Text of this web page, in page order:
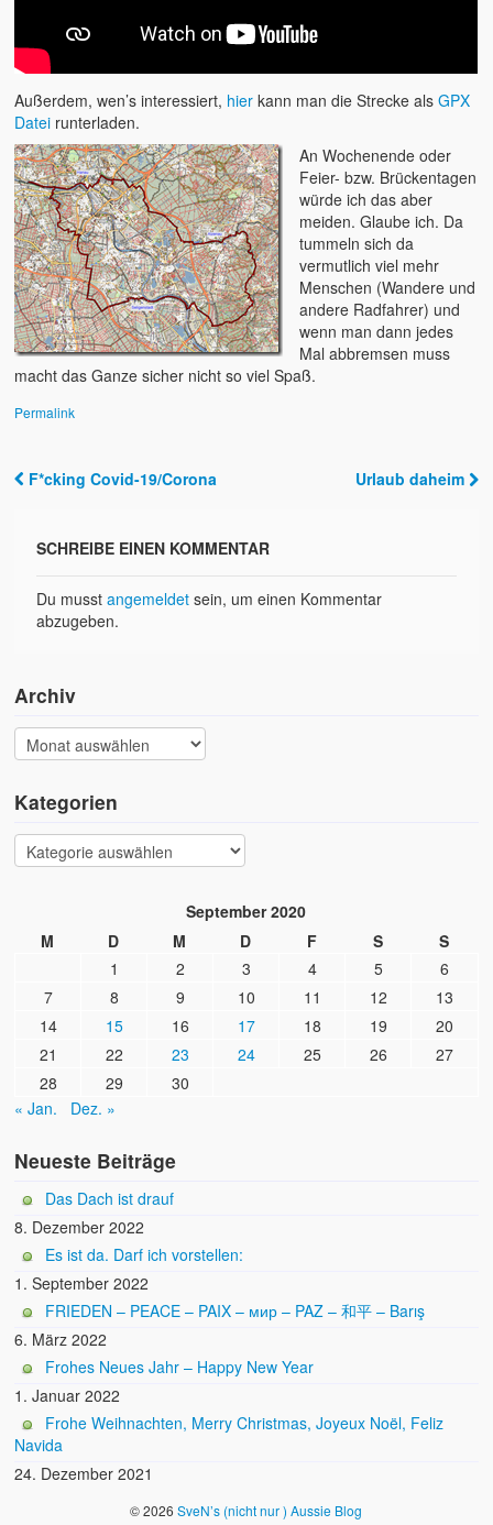
Außerdem, wen’s interessiert, hier kann man die Strecke alsGPX
Datei runterladen.
An Wochenende oder
Feier- bzw. Brückentagen
würde ich das aber
meiden. Glaube ich. Da
tummeln sich da
vermutlich viel mehr
Menschen (Wandere und
andere Radfahrer) und
wenn man dann jedes
Mal abbremsen muss
macht das Ganze sicher nicht so viel Spaß.
Permalink
Post navigation
F*cking Covid-19/Corona Urlaub daheim
SCHREIBE EINEN KOMMENTAR
Du musstangemeldet sein, um einen Kommentar
abzugeben.
Archiv
Kategorien
September 2020
M
D M D F S
S
1
2 3 4 5
6
7
8 9 10 11 12
13
14
15 16 17 18 19
20
21
22 23 24 25 26
27
28
29
30
« Jan.
Dez. »
Neueste Beiträge
Das Dach ist drauf
8. Dezember 2022
Es ist da. Darf ich vorstellen:
1. September 2022
FRIEDEN – PEACE – PAIX – мир – PAZ – 和平 – Barış
6. März 2022
Frohes Neues Jahr – Happy New Year
1. Januar 2022
Frohe Weihnachten, Merry Christmas, Joyeux Noël, Feliz
Navida
24. Dezember 2021
© 2026 SveN’s (nicht nur ) Aussie Blog